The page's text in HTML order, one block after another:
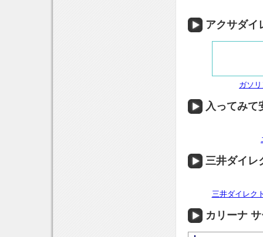
アクサダイ
ガソ
入ってみ
三井ダイレ
三井ダイレク
カリーナ